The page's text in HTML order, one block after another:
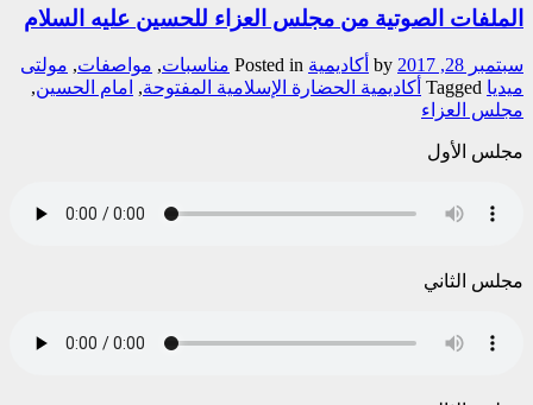
الملفات الصوتية من مجلس العزاء للحسین علیه السلام
سبتمبر 28, 2017 أکادیمیة Posted in مناسبات, مواصفات, مولتی
میدیا Tagged أکادیمیة الحضارة الإسلامیة المفتوحة, امام الحسین,
مجلس العزاء
مجلس الأول
مجلس الثاني